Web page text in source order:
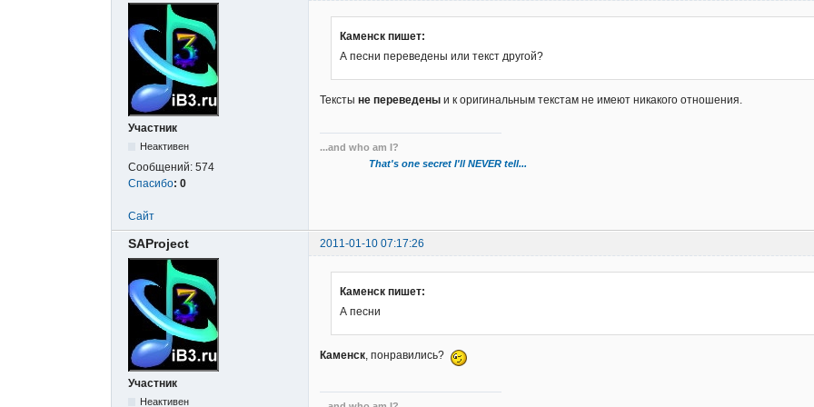
Участник
Неактивен
Сообщений: 574
Спасибо: 0
Каменск пишет:
А песни переведены или текст другой?
Тексты не переведены и к оригинальным текстам не имеют никакого отношения.
...and who am I?
That's one secret I'll NEVER tell...
Сайт
SAProject 2011-01-10 07:17:26
Участник
Неактивен
Каменск пишет:
А песни
Каменск, понравились?